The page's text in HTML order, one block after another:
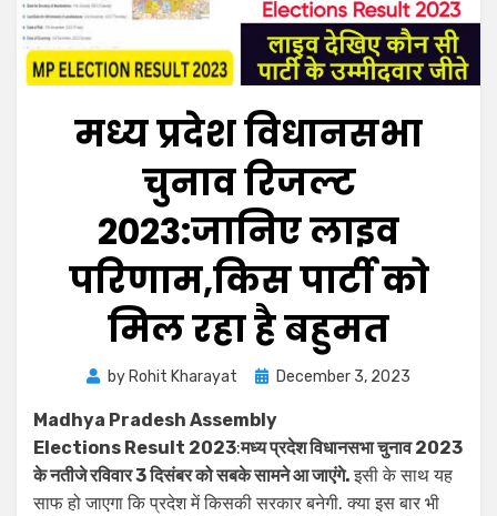
मध्य प्रदेश विधानसभा
चुनाव रिजल्ट
2023:जानिए लाइव
परिणाम,किस पार्टी को
मिल रहा है बहुमत
by Rohit Kharayat December 3, 2023
Madhya Pradesh Assembly
Elections Result 2023:मध्य प्रदेश विधानसभा चुनाव 2023
के नतीजे रविवार 3 दिसंबर को सबके सामने आ जाएंगे.इसी के साथ यह
साफ हो जाएगा कि प्रदेश में किसकी सरकार बनेगी. क्या इस बार भी